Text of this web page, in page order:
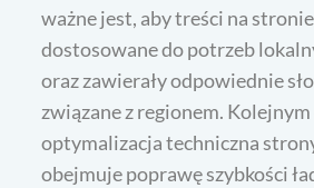
ważne jest, aby treści na
dostosowane do potrzeb
oraz zawierały odpowiednie
związane z regionem.
optymalizacja techniczna
obejmuje poprawę szybkości